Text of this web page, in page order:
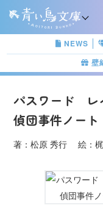
NEWS
壁
パスワード レ
偵団事件ノート
著：松原 秀行 絵：